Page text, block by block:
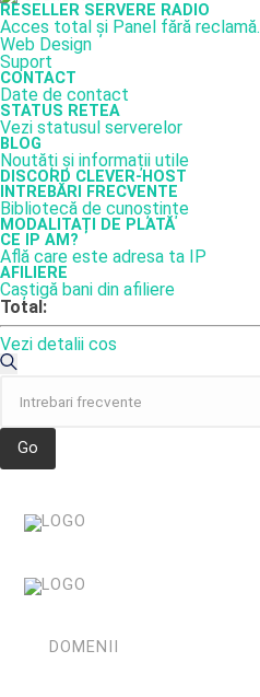
RESELLER SERVERE RADIO
Acces total și Panel fără reclamă.
Web Design
Suport
CONTACT
Date de contact
STATUS RETEA
Vezi statusul serverelor
BLOG
Noutăți și informații utile
DISCORD CLEVER-HOST
INTREBĂRI FRECVENTE
Bibliotecă de cunoștințe
MODALITAȚI DE PLATĂ
CE IP AM?
Află care este adresa ta IP
AFILIERE
Caștigă bani din afiliere
Total:
Vezi detalii cos
DOMENII